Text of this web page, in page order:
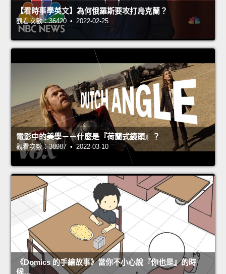
【看時事學英文】為何俄羅斯要攻打烏克蘭？
觀看次數：36420 • 2022-02-25
電影中的美學－－什麼是『荷蘭式鏡頭』？
觀看次數：38987 • 2022-03-10
《Domics 的手繪故事》當你不小心說『你也是』的時
候…